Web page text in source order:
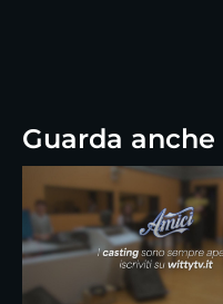
Guarda anche